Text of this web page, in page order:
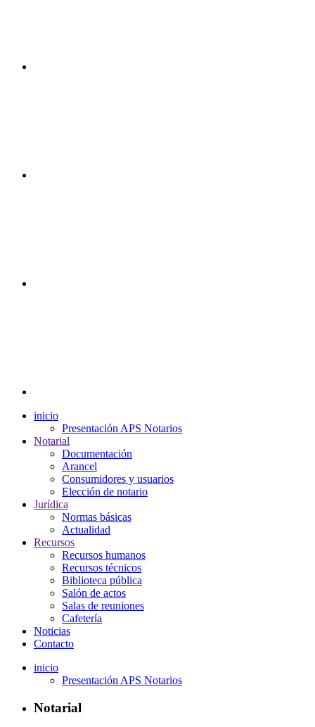
inicio
Presentación APS Notarios
Notarial
Documentación
Arancel
Consumidores y usuarios
Elección de notario
Jurídica
Normas básicas
Actualidad
Recursos
Recursos humanos
Recursos técnicos
Biblioteca pública
Salón de actos
Salas de reuniones
Cafetería
Noticias
Contacto
inicio
Presentación APS Notarios
Notarial